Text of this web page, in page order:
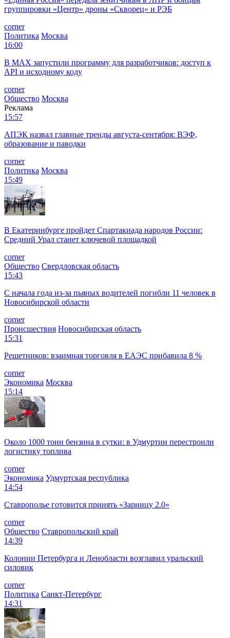
группировки «Центр» дроны «Скворец» и РЭБ
corner
Политика Москва
16:00
В MAX запустили программу для разработчиков: доступ к
API и исходному коду
corner
Общество Москва
Реклама
15:57
АПЭК назвал главные тренды августа-сентября: ВЭФ,
образование и паводки
corner
Политика Москва
15:49
В Екатеринбурге пройдет Спартакиада народов России:
Средний Урал станет ключевой площадкой
corner
Общество Свердловская область
15:43
С начала года из‑за пьяных водителей погибли 11 человек в
Новосибирской области
corner
Происшествия Новосибирская область
15:31
Решетников: взаимная торговля в ЕАЭС прибавила 8 %
corner
Экономика Москва
15:14
Около 1000 тонн бензина в сутки: в Удмуртии перестроили
логистику топлива
corner
Экономика Удмуртская республика
14:54
Ставрополье готовится принять «Зарницу 2.0»
corner
Общество Ставропольский край
14:39
Колонии Петербурга и Ленобласти возглавил уральский
силовик
corner
Политика Санкт-Петербург
14:31